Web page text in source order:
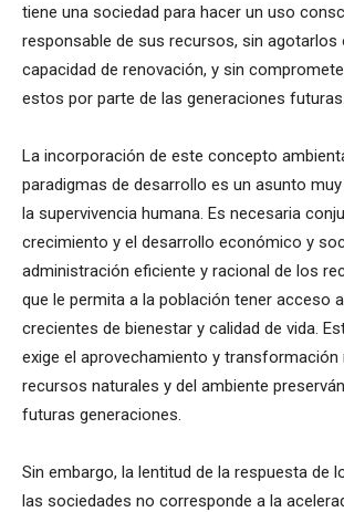
tiene una sociedad para hacer un uso
responsable de sus recursos, sin agotarlos
capacidad de renovación, y sin
estos por parte de las generaciones futuras.
La incorporación de este concepto
paradigmas de desarrollo es un asunto
la supervivencia humana. Es necesaria
crecimiento y el desarrollo económico y
administración eficiente y racional de los
que le permita a la población tener acceso
crecientes de bienestar y calidad de vida.
exige el aprovechamiento y transformación
recursos naturales y del ambiente
futuras generaciones.
Sin embargo, la lentitud de la respuesta de
las sociedades no corresponde a la